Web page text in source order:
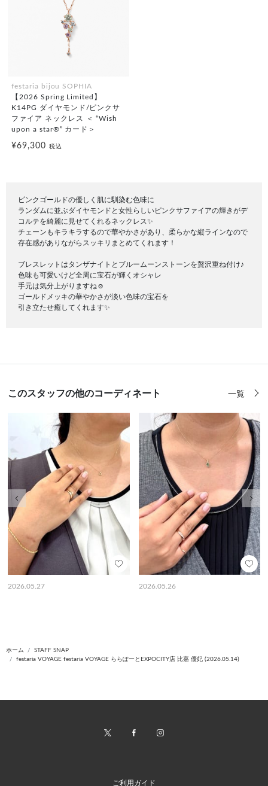
festaria bijou SOPHIA
【2026 Spring Limited】
K14PG ダイヤモンド/ピンクサ
ファイア ネックレス ＜ “Wish
upon a star®” カード＞
¥69,300 税込
ピンクゴールドの優しく肌に馴染む色味に
ランダムに並ぶダイヤモンドと女性らしいピンクサファイアの輝きがデ
コルテを綺麗に見せてくれるネックレス✨
チェーンもキラキラするので華やかさがあり、柔らかな縦ラインなので
存在感がありながらスッキリまとめてくれます！
ブレスレットはタンザナイトとブルームーンストーンを贅沢重ね付け♪
色味も可愛いけど全周に宝石が輝くオシャレ
手元は気分上がりますね☺️
ゴールドメッキの華やかさが淡い色味の宝石を
引き立たせ癒してくれます✨
このスタッフの他のコーディネート 一覧
2026.05.27 2026.05.26
前の画像
ホーム
STAFF SNAP
festaria VOYAGE festaria VOYAGE ららぽーとEXPOCITY店 比嘉 優妃 (2026.05.14)
ご利用ガイド